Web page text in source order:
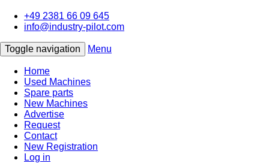
+49 2381 66 09 645
info@industry-pilot.com
Toggle navigation Menu
Home
Used Machines
Spare parts
New Machines
Advertise
Request
Contact
New Registration
Log in